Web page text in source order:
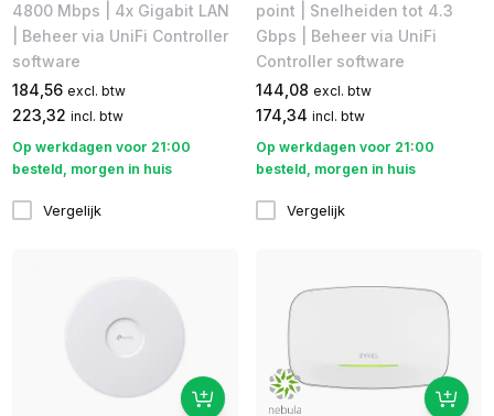
4800 Mbps | 4x Gigabit LAN
| Beheer via UniFi Controller
software
184,56 excl. btw
223,32 incl. btw
Op werkdagen voor 21:00
besteld, morgen in huis
Vergelijk
point | Snelheiden tot 4.3
Gbps | Beheer via UniFi
Controller software
144,08 excl. btw
174,34 incl. btw
Op werkdagen voor 21:00
besteld, morgen in huis
Vergelijk